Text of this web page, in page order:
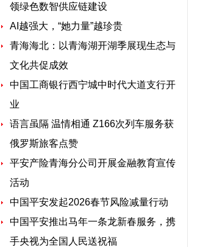
领绿色数智供应链建设
AI越强大，“她力量”越珍贵
青海海北：以青海湖开湖季展现生态与
文化共促成效
中国工商银行西宁城中时代大道支行开
业
语言虽隔 温情相通 Z166次列车服务获
俄罗斯旅客点赞
平安产险青海分公司开展金融教育宣传
活动
中国平安发起2026春节风险减量行动
中国平安推出马年一条龙新春服务，携
手央视为全国人民送祝福